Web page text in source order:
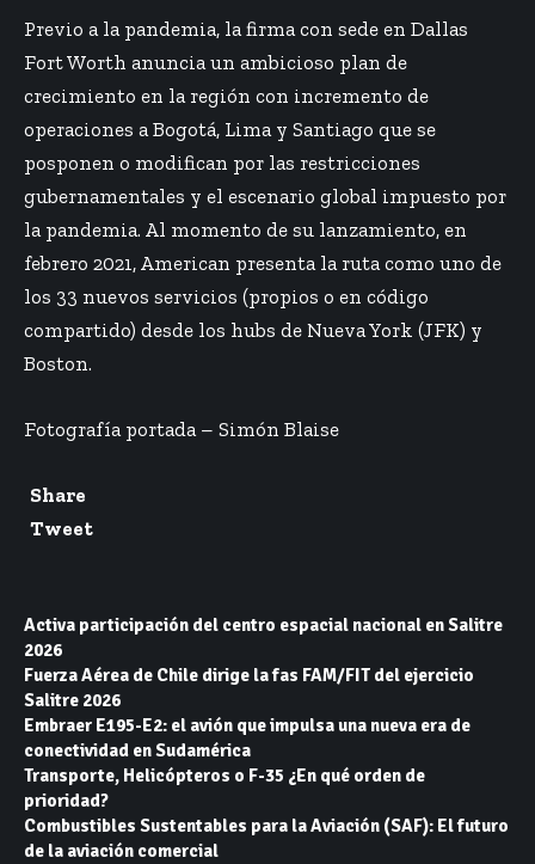
Previo a la pandemia, la firma con sede en Dallas
Fort Worth anuncia un ambicioso plan de
crecimiento en la región con incremento de
operaciones a Bogotá, Lima y Santiago que se
posponen o modifican por las restricciones
gubernamentales y el escenario global impuesto por
la pandemia. Al momento de su lanzamiento, en
febrero 2021, American presenta la ruta como uno de
los 33 nuevos servicios (propios o en código
compartido) desde los hubs de Nueva York (JFK) y
Boston.
Fotografía portada – Simón Blaise
Share
Tweet
Activa participación del centro espacial nacional en Salitre
2026
Fuerza Aérea de Chile dirige la fas FAM/FIT del ejercicio
Salitre 2026
Embraer E195-E2: el avión que impulsa una nueva era de
conectividad en Sudamérica
Transporte, Helicópteros o F-35 ¿En qué orden de
prioridad?
Combustibles Sustentables para la Aviación (SAF): El futuro
de la aviación comercial